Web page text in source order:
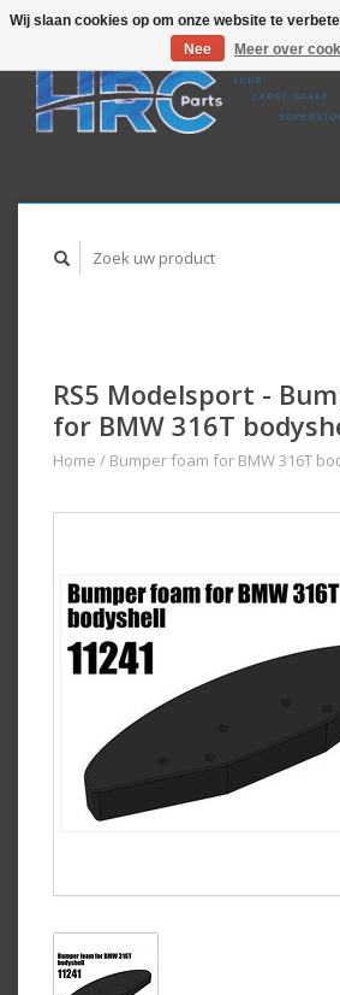
RS5 Modelsport -
for BMW 316T
Home / Bumper foam for BMW 316T
Wij slaan cookies op om onze website te
Nee
Meer over